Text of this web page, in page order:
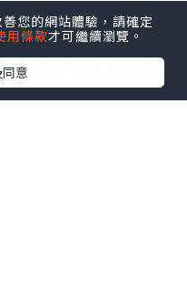
, 也是紫陽花綻
前往日本, 難得
跑多幾個紫陽花名
您的網站體驗，請確定
用條款才可繼續瀏覽。
意